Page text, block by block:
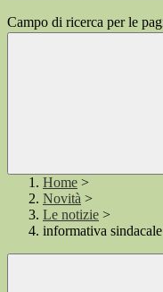
Campo di ricerca per le
Home >
Novità >
Le notizie >
informativa